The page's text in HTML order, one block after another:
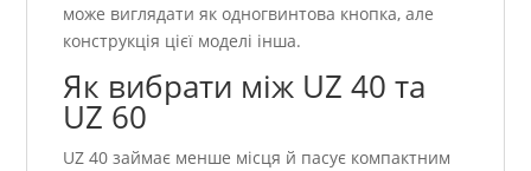
може виглядати як одногвинтова кнопка, але
конструкція цієї моделі інша.
Як вибрати між UZ 40 та
UZ 60
UZ 40 займає менше місця й пасує компактним